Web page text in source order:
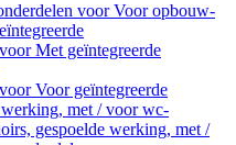
voor Voor opbouw-
Met geïntegreerde
Voor geïntegreerde
met / voor wc-
gespoelde werking, met /